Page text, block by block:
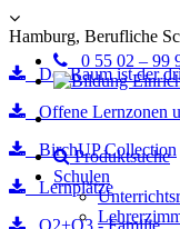
Hamburg, Berufliche
Der Raum ist der
Offene Lernzonen
BirchUP Collection
Lernplätze
Q2+Q3 - Familie
0 55 02 – 99
Produktsuche
Schulen